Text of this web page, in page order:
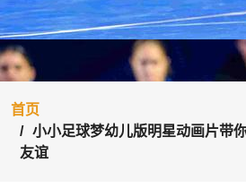
首页
小小足球梦幼儿版明星动画片带
友谊